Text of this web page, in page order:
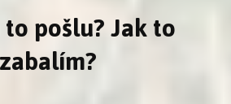
pošlu? Jak to
zabalím?